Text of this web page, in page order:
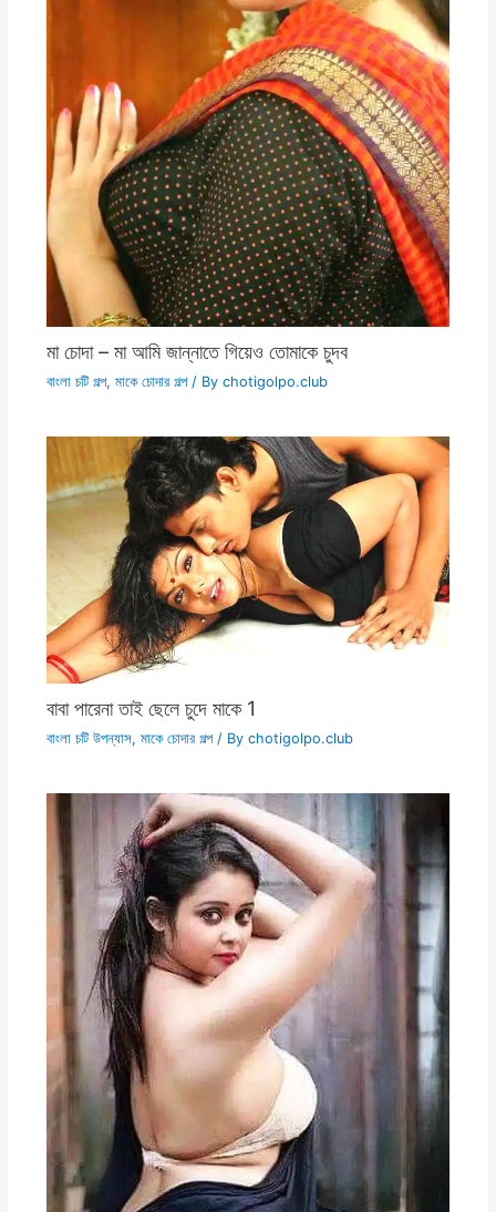
মা চোদা – মা আমি জান্নাতে গিয়েও তোমাকে চুদব
বাংলা চটি গল্প, মাকে চোদার গল্প/ By chotigolpo.club
বাবা পারেনা তাই ছেলে চুদে মাকে 1
বাংলা চটি উপন্যাস, মাকে চোদার গল্প/ By chotigolpo.club